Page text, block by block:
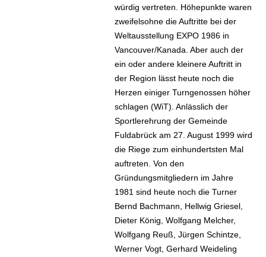
würdig vertreten. Höhepunkte waren
zweifelsohne die Auftritte bei der
Weltausstellung EXPO 1986 in
Vancouver/Kanada. Aber auch der
ein oder andere kleinere Auftritt in
der Region lässt heute noch die
Herzen einiger Turngenossen höher
schlagen (WiT). Anlässlich der
Sportlerehrung der Gemeinde
Fuldabrück am 27. August 1999 wird
die Riege zum einhundertsten Mal
auftreten. Von den
Gründungsmitgliedern im Jahre
1981 sind heute noch die Turner
Bernd Bachmann, Hellwig Griesel,
Dieter König, Wolfgang Melcher,
Wolfgang Reuß, Jürgen Schintze,
Werner Vogt, Gerhard Weideling